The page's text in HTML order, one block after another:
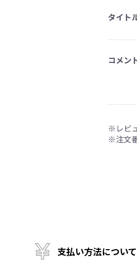
タイト
コメン
※レビ
※注文
支払い方法について